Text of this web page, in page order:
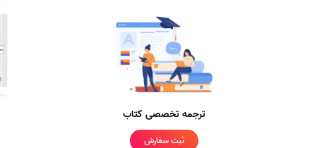
ترجمه تخصصی کتاب
ثبت سفارش